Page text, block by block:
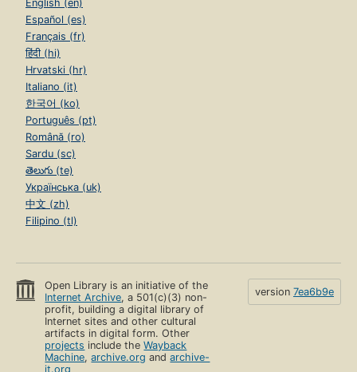
English (en)
Español (es)
Français (fr)
हिंदी (hi)
Hrvatski (hr)
Italiano (it)
한국어 (ko)
Português (pt)
Română (ro)
Sardu (sc)
తెలుగు (te)
Українська (uk)
中文 (zh)
Filipino (tl)
Open Library is an initiative of the
Internet Archive, a 501(c)(3) non-
profit, building a digital library of
Internet sites and other cultural
artifacts in digital form. Other
projects include theWayback
Machine,archive.org andarchive-
it.org
version 7ea6b9e